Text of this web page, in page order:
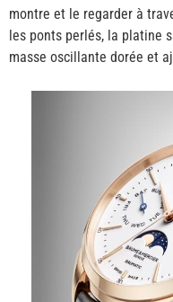
montre et le regarder à
les ponts perlés, la platine
masse oscillante dorée et